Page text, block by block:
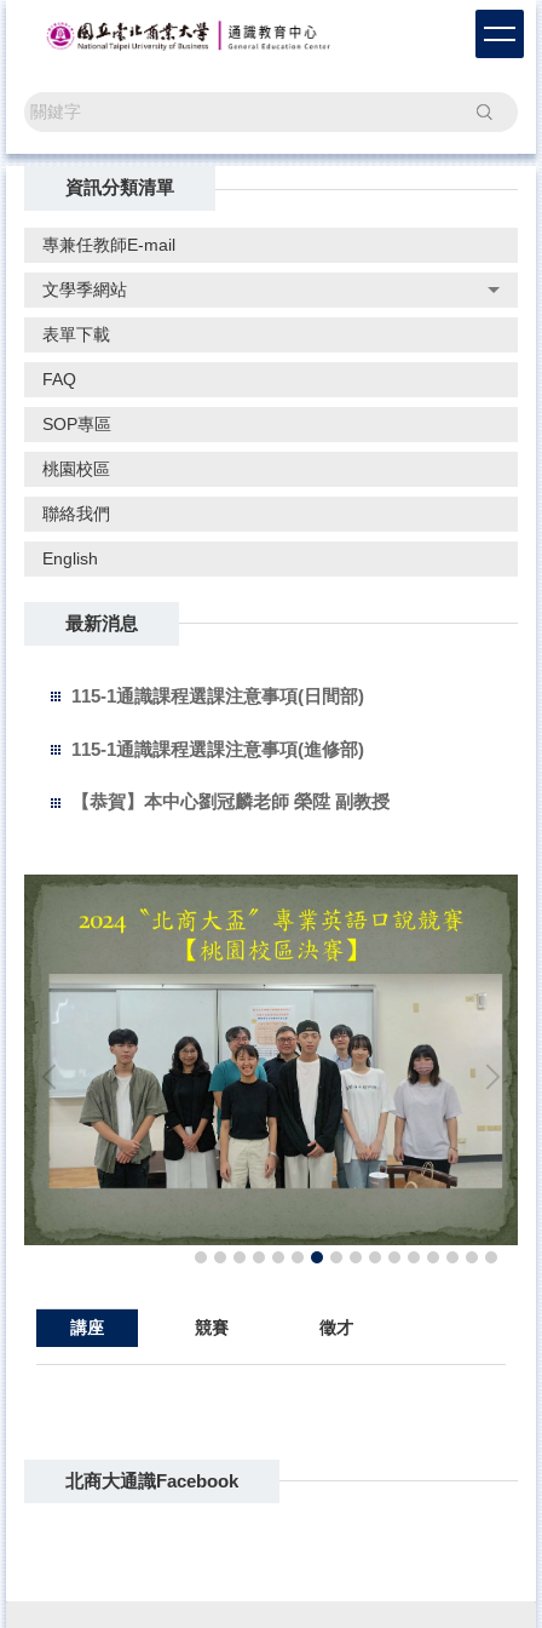
區
搜尋
資訊分類清單
專兼任教師E-mail
文學季網站
表單下載
FAQ
SOP專區
桃園校區
聯絡我們
English
最新消息
115-1通識課程選課注意事項(日間部)
115-1通識課程選課注意事項(進修部)
【恭賀】本中心劉冠麟老師 榮陞 副教授
講座 競賽 徵才
北商大通識Facebook